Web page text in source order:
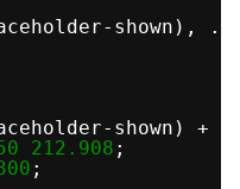
shown),
shown)
212.908 ;
;